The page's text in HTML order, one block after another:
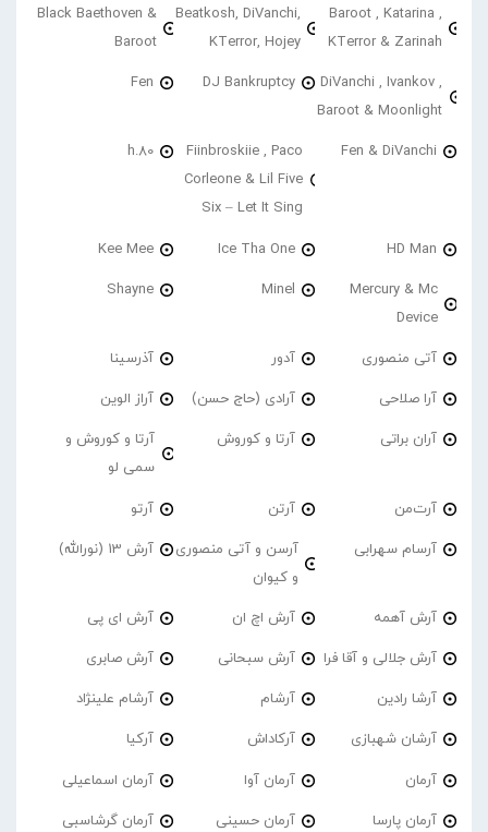
Baroot , Katarina ,
KTerror & Zarinah
Beatkosh, DiVanchi,
KTerror, Hojey
Black Baethoven &
Baroot
DiVanchi , Ivankov ,
Baroot & Moonlight
DJ Bankruptcy
Fen
Fen & DiVanchi
Fiinbroskiie , Paco
Corleone & Lil Five
Six – Let It Sing
h.80
HD Man
Ice Tha One
Kee Mee
Mercury & Mc
Device
Minel
Shayne
آتی منصوری آدور آذرسینا
آرا صلاحی آرادی (حاج حسن) آراز الوین
آران براتی آرتا و کوروش
آرتا و کوروش و
سمی لو
آرت‌من آرتن آرتو
آرسام سهرابی
آرسن و آتی منصوری
و کیوان
آرش 13 (نورالله)
آرش آهمه آرش اچ ان آرش ای پی
آرش جلالی و آقا فرا آرش سبحانی آرش صابری
آرشا رادین آرشام آرشام علینژاد
آرشان شهبازی آرکاداش آرکیا
آرمان آرمان آوا آرمان اسماعیلی
آرمان پارسا آرمان حسینی آرمان گرشاسبی